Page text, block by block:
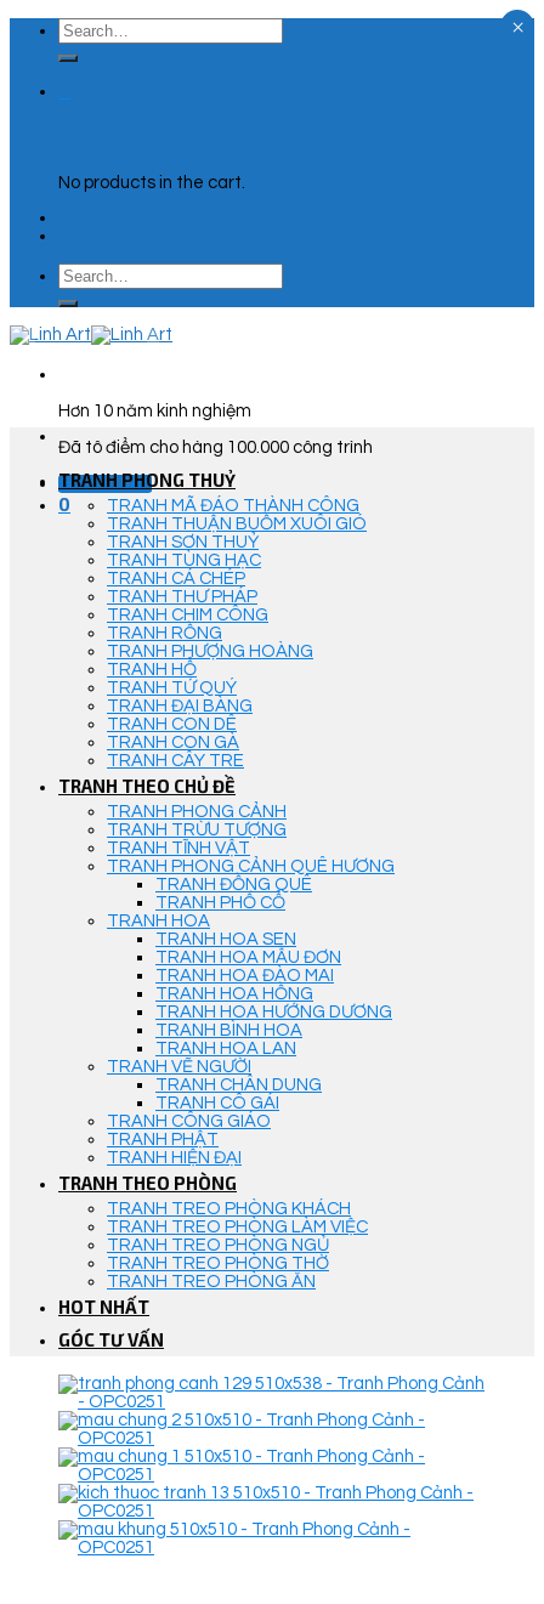
Skip
content
Search
for:
No products in the cart.
Search
for:
Hơn 10 năm kinh nghiệm
Đã tô điểm cho hàng 100.000 công trình
Góc Tư Vấn
0
TRANH PHONG THUỶ
TRANH MÃ ĐÁO THÀNH CÔNG
TRANH THUẬN BUỒM XUÔI GIÓ
TRANH SƠN THUỶ
TRANH TÙNG HẠC
TRANH CÁ CHÉP
TRANH THƯ PHÁP
TRANH CHIM CÔNG
TRANH RỒNG
TRANH PHƯỢNG HOÀNG
TRANH HỔ
TRANH TỨ QUÝ
TRANH ĐẠI BÀNG
TRANH CON DÊ
TRANH CON GÀ
TRANH CÂY TRE
TRANH THEO CHỦ ĐỀ
TRANH PHONG CẢNH
TRANH TRỪU TƯỢNG
TRANH TĨNH VẬT
TRANH PHONG CẢNH QUÊ HƯƠNG
TRANH ĐỒNG QUÊ
TRANH PHỐ CỔ
TRANH HOA
TRANH HOA SEN
TRANH HOA MẪU ĐƠN
TRANH HOA ĐÀO MAI
TRANH HOA HỒNG
TRANH HOA HƯỚNG DƯƠNG
TRANH BÌNH HOA
TRANH HOA LAN
TRANH VẼ NGƯỜI
TRANH CHÂN DUNG
TRANH CÔ GÁI
TRANH CÔNG GIÁO
TRANH PHẬT
TRANH HIỆN ĐẠI
TRANH THEO PHÒNG
TRANH TREO PHÒNG KHÁCH
TRANH TREO PHÒNG LÀM VIỆC
TRANH TREO PHÒNG NGỦ
TRANH TREO PHÒNG THỜ
TRANH TREO PHÒNG ĂN
HOT NHẤT
GÓC TƯ VẤN
×